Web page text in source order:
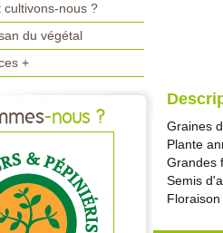
cultivons-nous ?
du végétal
+
-nous ?
Graines
Plante
Grandes
Semis
Floraison